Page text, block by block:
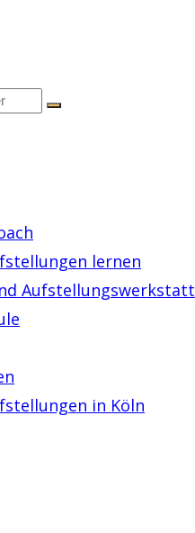
lernen
Aufstellungswerkstatt
in Köln